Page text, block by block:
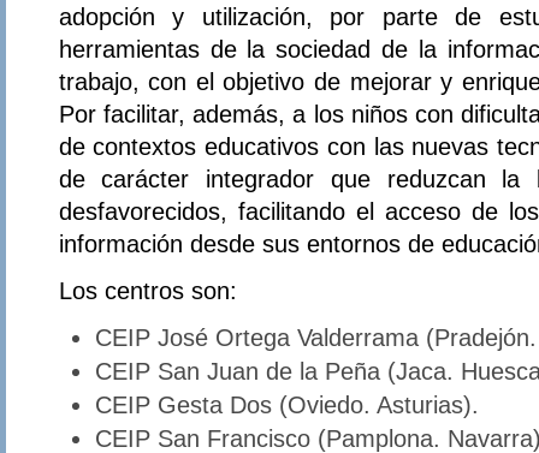
adopción y utilización, por parte de
herramientas de la sociedad de la
trabajo, con el objetivo de mejorar y
Por facilitar, además, a los niños con
de contextos educativos con las nuevas
de carácter integrador que reduzcan la
desfavorecidos, facilitando el acceso de
información desde sus entornos de
Los centros son:
CEIP José Ortega Valderrama
CEIP San Juan de la Peña (Jaca.
CEIP Gesta Dos (Oviedo. Asturias).
CEIP San Francisco (Pamplona.